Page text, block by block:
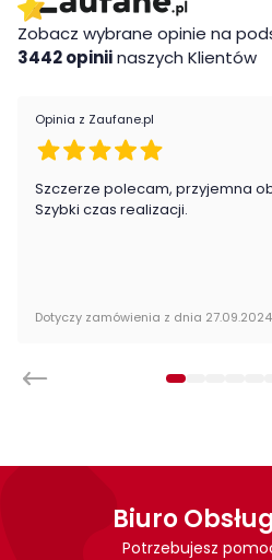
wysoka jakość wykonania
obrzeża ABS
płyta laminowana
ABS
Montaż
Szafka nocna Forest firmy ML
Zobacz wybrane opinie na
3442 opiniinaszych Klientów
Opinia z Zaufane.pl
Szczerze polecam, przyjemna
Szybki czas realizacji.
Dotyczy zamówienia z dnia 27.09.2024
Biuro
Potrzebujesz